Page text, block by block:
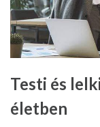
Testi és
életben